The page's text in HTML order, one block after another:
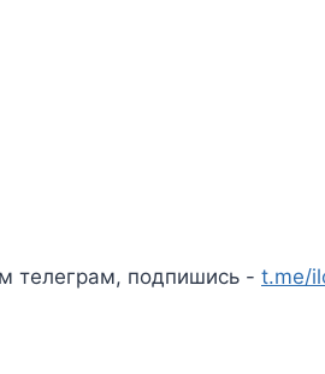
телеграм, подпишись - t.me/